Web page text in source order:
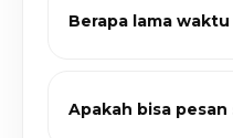
Berapa lama
Apakah bisa pesan